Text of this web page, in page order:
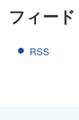
フィード
RSS